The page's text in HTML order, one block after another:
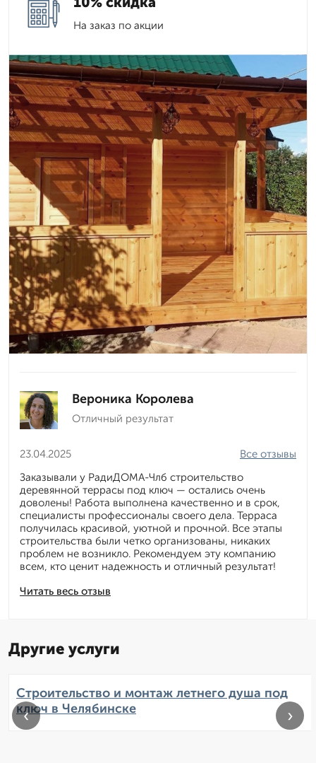
На заказ по акции
Вероника Королева
Отличный результат
23.04.2025
Читать весь отзыв
Все отзывы
Заказывали у РадиДОМА-Члб строительство
деревянной террасы под ключ — остались очень
доволены! Работа выполнена качественно и в срок,
специалисты профессионалы своего дела. Терраса
получилась красивой, уютной и прочной. Все этапы
строительства были четко организованы, никаких
проблем не возникло. Рекомендуем эту компанию
всем, кто ценит надежность и отличный результат!
Другие услуги
Строительство и монтаж летнего душа под
ключ в Челябинске
‹ ›